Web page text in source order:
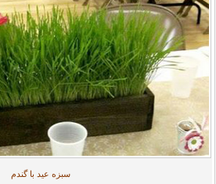
سبزه عید با گندم